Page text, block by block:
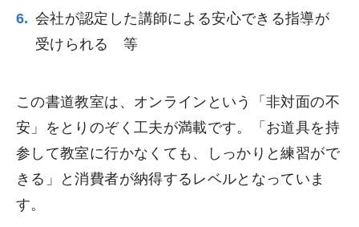
会社が認定した講師による安心できる指導が
受けられる 等
この書道教室は、オンラインという「非対面の不
安」をとりのぞく工夫が満載です。「お道具を持
参して教室に行かなくても、しっかりと練習がで
きる」と消費者が納得するレベルとなっていま
す。